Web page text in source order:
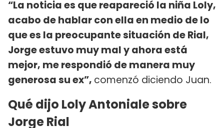
“La noticia es que reapareció la niña Loly,
acabo de hablar con ella en medio de lo
que es la preocupante situación de Rial,
Jorge estuvo muy mal y ahora está
mejor, me respondió de manera muy
generosa su ex”, comenzó diciendo Juan.
Qué dijo Loly Antoniale sobre
Jorge Rial